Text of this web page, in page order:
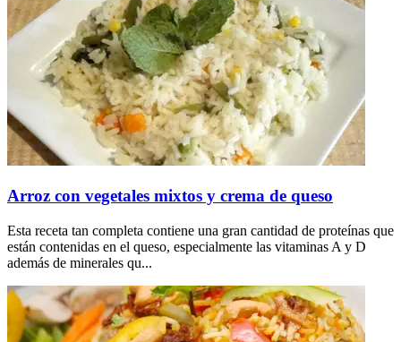
Arroz con vegetales mixtos y crema de queso
Esta receta tan completa contiene una gran cantidad de proteínas que
están contenidas en el queso, especialmente las vitaminas A y D
además de minerales qu...